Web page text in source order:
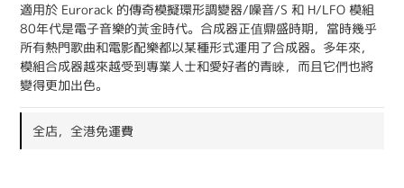
適用於 Eurorack 的傳奇模擬環形調變器/噪音/S 和 H/LFO 模組
80年代是電子音樂的黃金時代。合成器正值鼎盛時期，當時幾乎
所有熱門歌曲和電影配樂都以某種形式運用了合成器。多年來，
模組合成器越來越受到專業人士和愛好者的青睞，而且它們也將
變得更加出色。
全店，全港免運費